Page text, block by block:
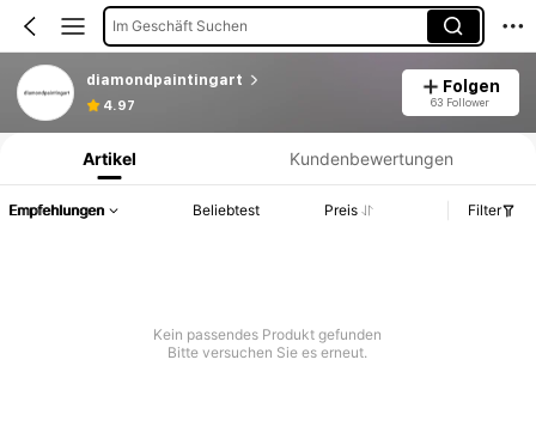
Im Geschäft Suchen
diamondpaintingart
4.97
Folgen
63 Follower
Produktinformation: Preisangabe, Verkaufs- und Lagerbestandsdetails.
Artikel Kundenbewertungen
Empfehlungen Beliebtest Preis Filter
Kein passendes Produkt gefunden
Bitte versuchen Sie es erneut.